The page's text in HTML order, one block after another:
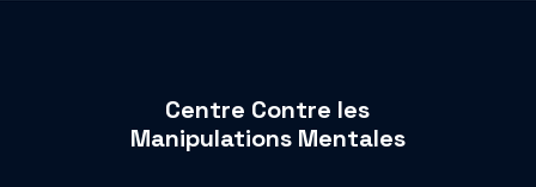
Centre Contre les
Manipulations Mentales